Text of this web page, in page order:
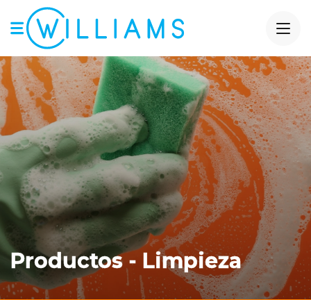
Productos - Limpieza